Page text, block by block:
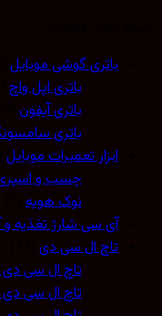
باتری گوشی موبایل(10)
باتری اپل واچ(0)
باتری آیفون(0)
باتری سامسونگ(10)
ابزار تعمیرات موبایل(9)
چسب و اسپری(3)
نوک هویه(5)
آی سی شارژ تغذیه و آنتن
تاچ ال سی دی(12)
تاچ ال سی دی ال
تاچ ال سی دی اپل(1)